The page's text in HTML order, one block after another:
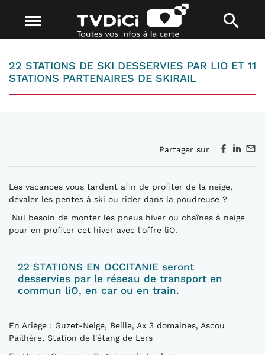
22 STATIONS DE SKI DESSERVIES PAR LIO ET 11
STATIONS PARTENAIRES DE SKIRAIL
Partager sur
Les vacances vous tardent afin de profiter de la neige,
dévaler les pentes à ski ou rider dans la poudreuse ?
Nul besoin de monter les pneus hiver ou chaînes à neige
pour en profiter cet hiver avec l'offre liO.
22 STATIONS EN OCCITANIE seront
desservies par le réseau de transport en
commun liO, en car ou en train.
En Ariège : Guzet-Neige, Beille, Ax 3 domaines, Ascou
Pailhère, Station de l'étang de Lers